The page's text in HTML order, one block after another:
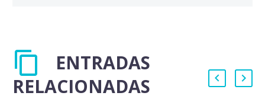
ENTRADAS
RELACIONADAS